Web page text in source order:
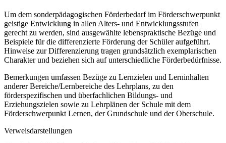
Um dem sonderpädagogischen Förderbedarf im Förderschwerpunkt
geistige Entwicklung in allen Alters- und Entwicklungsstufen
gerecht zu werden, sind ausgewählte lebenspraktische Bezüge und
Beispiele für die differenzierte Förderung der Schüler aufgeführt.
Hinweise zur Differenzierung tragen grundsätzlich exemplarischen
Charakter und beziehen sich auf unterschiedliche Förderbedürfnisse.
Bemerkungen umfassen Bezüge zu Lernzielen und Lerninhalten
anderer Bereiche/Lernbereiche des Lehrplans, zu den
förderspezifischen und überfachlichen Bildungs- und
Erziehungszielen sowie zu Lehrplänen der Schule mit dem
Förderschwerpunkt Lernen, der Grundschule und der Oberschule.
Verweisdarstellungen